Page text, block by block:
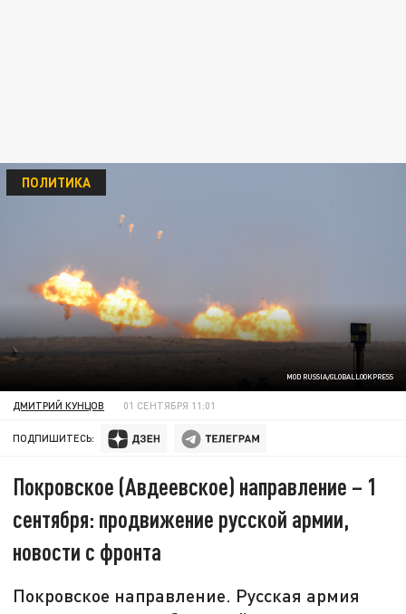
MOD RUSSIA/GLOBALLOOKPRESS
ПОЛИТИКА
ДМИТРИЙ КУНЦОВ 01 СЕНТЯБРЯ 11:01
ПОДПИШИТЕСЬ:
Покровское (Авдеевское) направление – 1
сентября: продвижение русской армии,
новости с фронта
Покровское направление. Русская армия